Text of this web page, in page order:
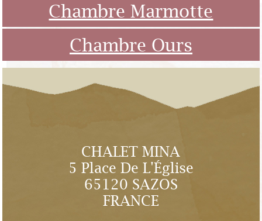
Chambre Marmotte
Chambre Ours
CHALET MINA
5 Place De L'Église
65120 SAZOS
FRANCE